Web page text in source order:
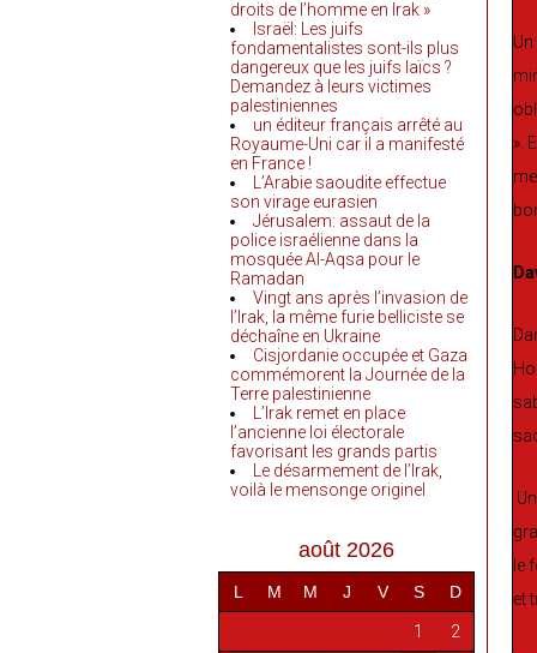
droits de l’homme en Irak »
Israël: Les juifs
fondamentalistes sont-ils plus
dangereux que les juifs laïcs ?
Demandez à leurs victimes
palestiniennes
un éditeur français arrêté au
Royaume-Uni car il a manifesté
en France !
L’Arabie saoudite effectue
son virage eurasien
Jérusalem: assaut de la
police israélienne dans la
mosquée Al-Aqsa pour le
Ramadan
Vingt ans après l’invasion de
l’Irak, la même furie belliciste se
déchaîne en Ukraine
Cisjordanie occupée et Gaza
commémorent la Journée de la
Terre palestinienne
L’Irak remet en place
l’ancienne loi électorale
favorisant les grands partis
Le désarmement de l’Irak,
voilà le mensonge originel
août 2026
L M M J V S D
1 2
».
le
et